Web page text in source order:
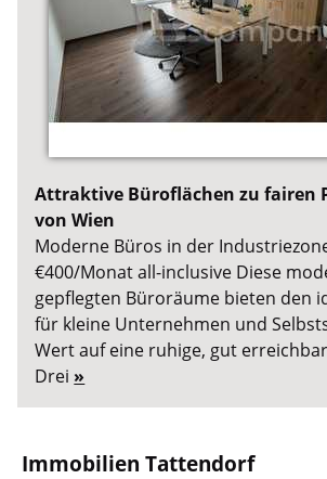
Attraktive Büroflächen zu fairen
von Wien
Moderne Büros in der
€400/Monat all-inclusive Diese
gepflegten Büroräume bieten den
für kleine Unternehmen und
Wert auf eine ruhige, gut
Drei »
Immobilien Tattendorf